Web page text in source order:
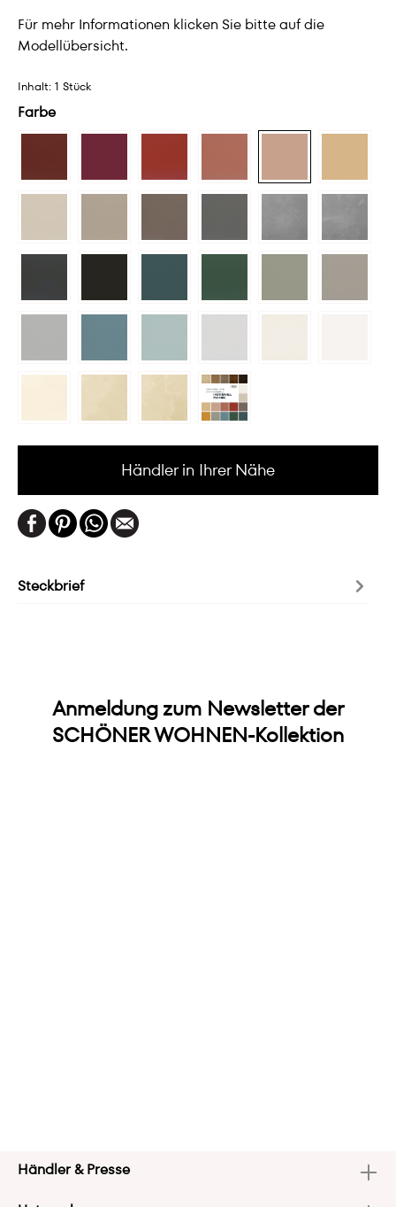
Für mehr Informationen klicken Sie bitte auf die
Modellübersicht.
Inhalt: 1 Stück
Farbe
Händler in Ihrer Nähe
Steckbrief
Anmeldung zum Newsletter der
SCHÖNER WOHNEN-Kollektion
Händler & Presse